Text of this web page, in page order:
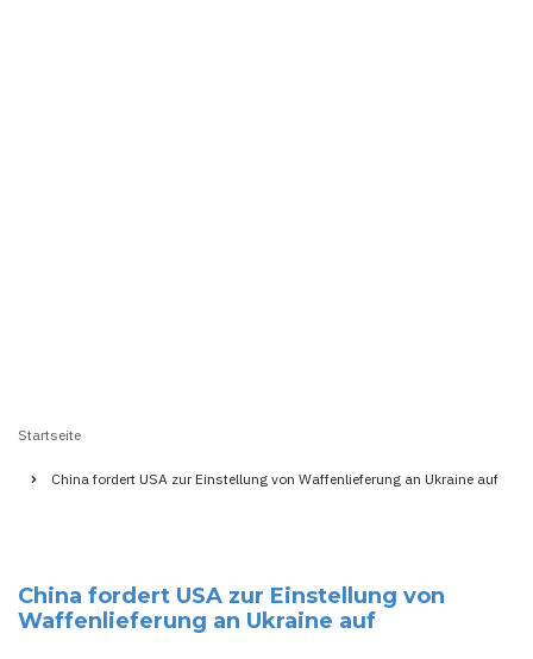
Startseite
China fordert USA zur Einstellung von Waffenlieferung an Ukraine auf
China fordert USA zur Einstellung von
Waffenlieferung an Ukraine auf